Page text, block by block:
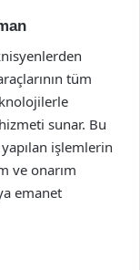
tüm
sunar. Bu
işlemlerin
ve onarım
emanet